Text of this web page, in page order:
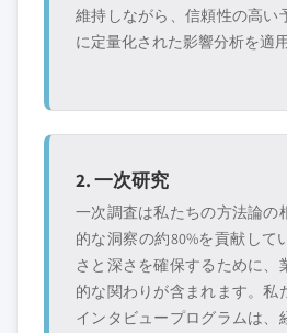
維持しながら、信頼性の高い
に定量化された影響分析を適
2. 一次研究
一次調査は私たちの方法論の
的な洞察の約80%を貢献して
さと深さを確保するために、
的な関わりが含まれます。私
インタビュープログラムは、